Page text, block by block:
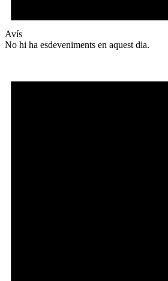
Avís
No hi ha esdeveniments en aquest dia.